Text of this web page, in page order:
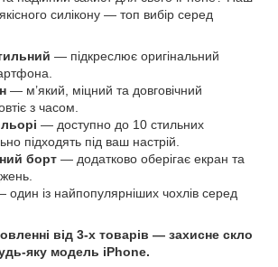
силікону — топ вибір серед
— підкреслює оригінальний
— м’який, міцний та довговічний
з часом.
— доступно до 10 стильних
підходять під ваш настрій.
борт — додатково оберігає екран та
один із найпопулярніших чохлів серед
від 3-х товарів — захисне скло
яку модель iPhone.